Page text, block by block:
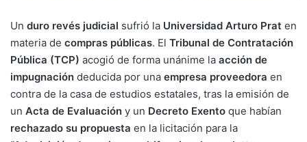
Un duro revés judicial sufrió la Universidad Arturo Prat en
materia de compras públicas. El Tribunal de Contratación
Pública (TCP) acogió de forma unánime la acción de
impugnación deducida por una empresa proveedora en
contra de la casa de estudios estatales, tras la emisión de
un Acta de Evaluación y un Decreto Exento que habían
rechazado su propuesta en la licitación para la